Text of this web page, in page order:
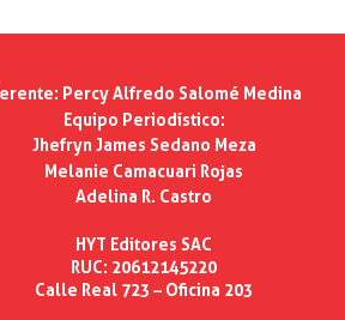
Percy Alfredo Salomé Medina
Equipo Periodístico:
Jhefryn James Sedano Meza
Melanie Camacuari Rojas
Adelina R. Castro
HYT Editores SAC
RUC: 20612145220
Calle Real 723 – Oficina 203